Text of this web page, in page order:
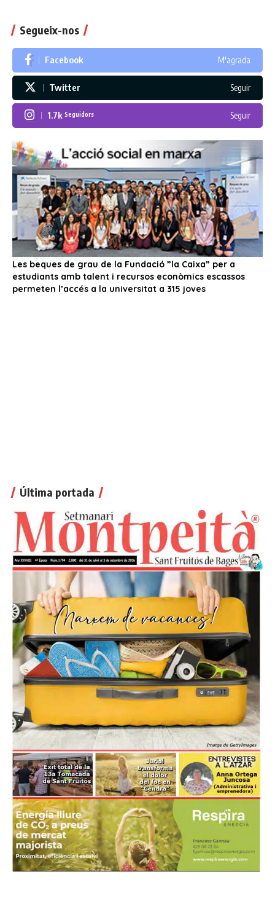
Segueix-nos
Facebook M'agrada
Twitter Seguir
1.7k Seguidors Seguir
Última portada